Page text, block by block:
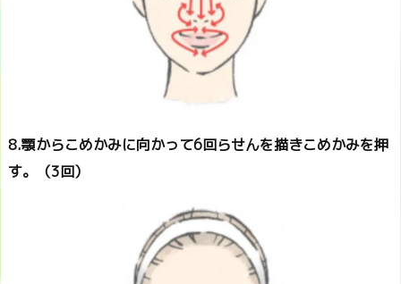
8.顎からこめかみに向かって6回らせんを描きこめかみを押
す。（3回）